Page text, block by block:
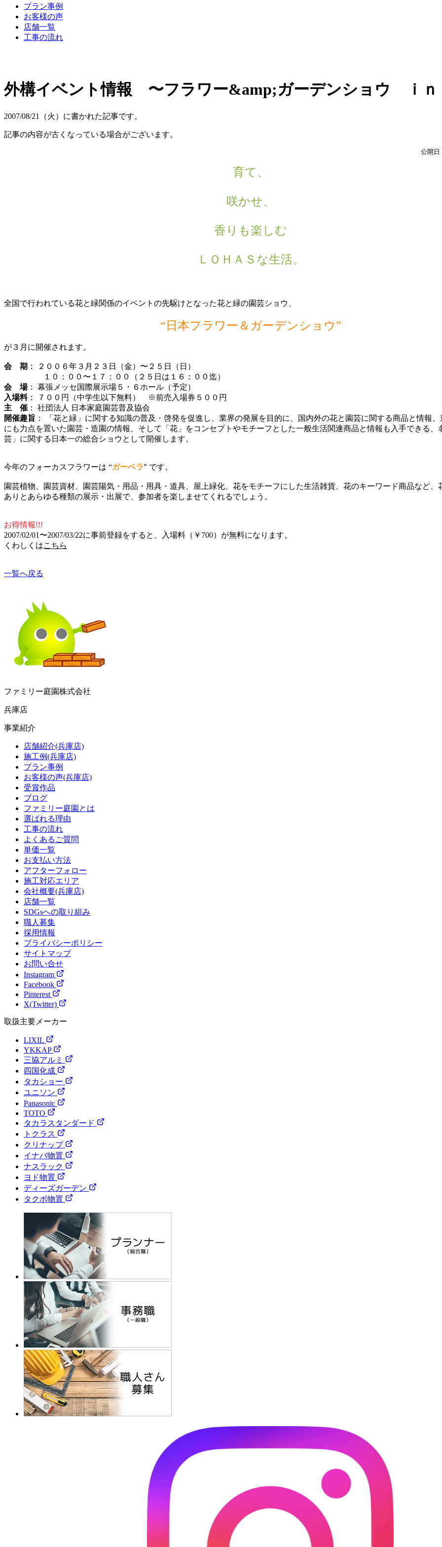
プラン事例
お客様の声
店舗一覧
工事の流れ
外構イベント情報 〜フラワー&amp;ガーデンショウ ｉ
2007/08/21（火）に書かれた記事です。
記事の内容が古くなっている場合がございます。
公開日
育て、
咲かせ、
香りも楽しむ
ＬＯＨＡＳな生活。
全国で行われている花と緑関係のイベントの先駆けとなった花と緑の園芸ショウ、
“日本フラワー＆ガーデンショウ”
が３月に開催されます。
会 期 ： ２００６年３月２３日（金）〜２５日（日）
１０：００〜１７：００（２５日は１６：００迄）
会 場： 幕張メッセ国際展示場５・６ホール （予定）
入場料： ７００円（中学生以下無料） ※前売入場券５００円
主 催 ： 社団法人 日本家庭園芸普及協会
開催趣旨 ： 「花と緑」に関する知識の普及・啓発を促進し、業界の発展を目的に、国内外の花と園芸に関する商品と情報
にも力点を置いた園芸・造園の情報、そして「花」をコンセプトやモチーフとした一般生活関連商品と情報も入手できる、
芸」に関する日本一の総合ショウとして開催します。
今年のフォーカスフラワーは “ガーベラ” です。
園芸植物、園芸資材、園芸陽気・用品・用具・道具、屋上緑化、花をモチーフにした生活雑貨、花のキーワード商品など、
ありとあらゆる種類の展示・出展で、参加者を楽しませてくれるでしょう。
お得情報!!!
2007/02/01〜2007/03/22に事前登録をすると、入場料（￥700）が無料になります。
くわしくはこちら
一覧へ戻る
ファミリー庭園株式会社
兵庫店
事業紹介
店舗紹介(兵庫店)
施工例(兵庫店)
プラン事例
お客様の声(兵庫店)
受賞作品
ブログ
ファミリー庭園とは
選ばれる理由
工事の流れ
よくあるご質問
単価一覧
お支払い方法
アフターフォロー
施工対応エリア
会社概要(兵庫店)
店舗一覧
SDGsへの取り組み
職人募集
採用情報
プライバシーポリシー
サイトマップ
お問い合せ
Instagram
Facebook
Pinterest
X(Twitter)
取扱主要メーカー
LIXIL
YKKAP
三協アルミ
四国化成
タカショー
ユニソン
Panasonic
TOTO
タカラスタンダード
トクラス
クリナップ
イナバ物置
ナスラック
ヨド物置
ディーズガーデン
タクボ物置